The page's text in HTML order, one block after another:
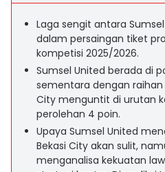
Laga sengit antara
dalam persaingan tiket
kompetisi 2025/2026.
Sumsel United berada di
sementara dengan raihan
City menguntit di urutan
perolehan 4 poin.
Upaya Sumsel United
Bekasi City akan sulit,
menganalisa kekuatan